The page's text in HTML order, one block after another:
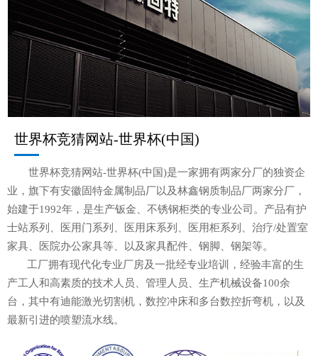
世界杯竞猜网站-世界杯(中国)
世界杯竞猜网站-世界杯(中国)是一家拥有两家分厂的独资企
业，旗下有安徽固特金属制品厂以及林鑫钢质制品厂两家分厂，
始建于1992年，是生产钣金、不锈钢柜类的专业公司。产品有护
士站系列、医用门系列、医用床系列、医用柜系列、治疗/处置室
家具、医院办公家具等、以及家具配件、钢脚、钢架等。
工厂拥有现代化专业厂房及一批经专业培训，经验丰富的生
产工人和高素质的技术人员、管理人员、生产机械设备100余
台，其中有迪能激光切割机，数控冲床和多台数控折弯机，以及
最新引进的喷塑流水线。